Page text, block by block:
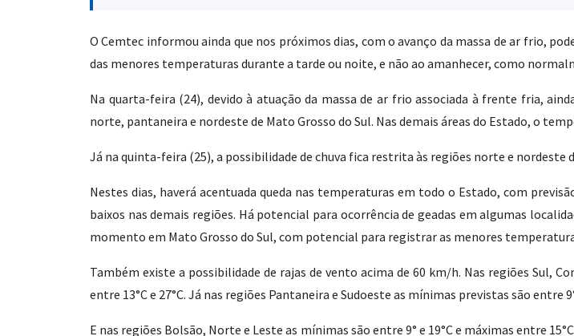
O Cemtec informou ainda que nos próximos dias, com o avanço da massa de ar frio,
das menores temperaturas durante a tarde ou noite, e não ao amanhecer, como
Na quarta-feira (24), devido à atuação da massa de ar frio associada à frente fria,
norte, pantaneira e nordeste de Mato Grosso do Sul. Nas demais áreas do Estado, o
Já na quinta-feira (25), a possibilidade de chuva fica restrita às regiões norte e
Nestes dias, haverá acentuada queda nas temperaturas em todo o Estado, com
baixos nas demais regiões. Há potencial para ocorrência de geadas em algumas
momento em Mato Grosso do Sul, com potencial para registrar as menores
Também existe a possibilidade de rajas de vento acima de 60 km/h. Nas regiões Sul,
entre 13°C e 27°C. Já nas regiões Pantaneira e Sudoeste as mínimas previstas são entre
E nas regiões Bolsão, Norte e Leste as mínimas são entre 9° e 19°C e máximas entre